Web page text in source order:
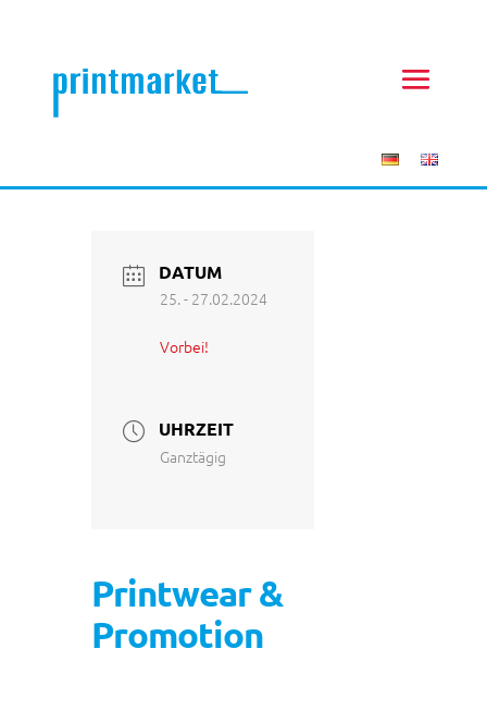
DATUM
25. - 27.02.2024
Vorbei!
UHRZEIT
Ganztägig
Printwear &
Promotion